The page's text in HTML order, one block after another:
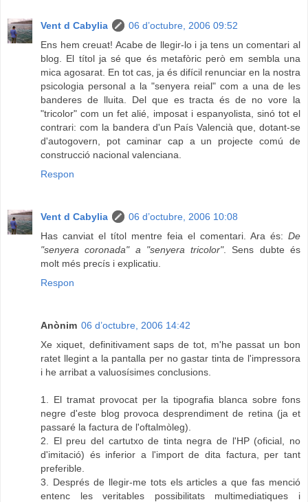
Vent d Cabylia
06 d’octubre, 2006 09:52
Ens hem creuat! Acabe de llegir-lo i ja tens un comentari al
blog. El títol ja sé que és metafòric però em sembla una
mica agosarat. En tot cas, ja és difícil renunciar en la nostra
psicologia personal a la "senyera reial" com a una de les
banderes de lluita. Del que es tracta és de no vore la
"tricolor" com un fet alié, imposat i espanyolista, sinó tot el
contrari: com la bandera d'un País Valencià que, dotant-se
d'autogovern, pot caminar cap a un projecte comú de
construcció nacional valenciana.
Respon
Vent d Cabylia
06 d’octubre, 2006 10:08
Has canviat el títol mentre feia el comentari. Ara és: De
"senyera coronada" a "senyera tricolor". Sens dubte és
molt més precís i explicatiu.
Respon
Anònim 06 d’octubre, 2006 14:42
Xe xiquet, definitivament saps de tot, m'he passat un bon
ratet llegint a la pantalla per no gastar tinta de l'impressora
i he arribat a valuosísimes conclusions.
1. El tramat provocat per la tipografia blanca sobre fons
negre d'este blog provoca desprendiment de retina (ja et
passaré la factura de l'oftalmòleg).
2. El preu del cartutxo de tinta negra de l'HP (oficial, no
d'imitació) és inferior a l'import de dita factura, per tant
preferible.
3. Després de llegir-me tots els articles a que fas menció
entenc les veritables possibilitats multimediatiques i